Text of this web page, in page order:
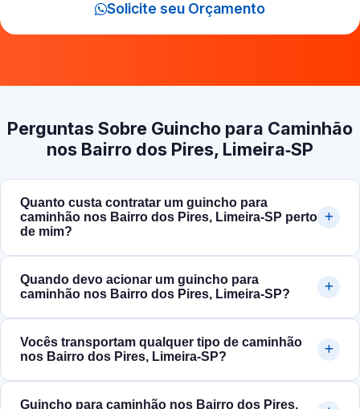
Solicite seu Orçamento
Perguntas Sobre Guincho para Caminhão
nos Bairro dos Pires, Limeira‑SP
Quanto custa contratar um guincho para
caminhão nos Bairro dos Pires, Limeira‑SP perto
de mim?
Quando devo acionar um guincho para
caminhão nos Bairro dos Pires, Limeira‑SP?
Vocês transportam qualquer tipo de caminhão
nos Bairro dos Pires, Limeira‑SP?
Guincho para caminhão nos Bairro dos Pires,